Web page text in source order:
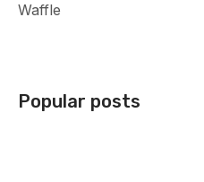
Waffle
Popular posts